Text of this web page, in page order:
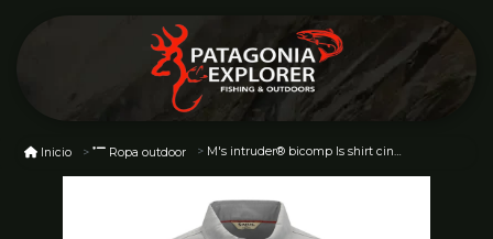
Inicio Ropa outdoor M's intruder® bicomp ls shirt cinder